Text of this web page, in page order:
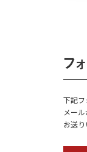
フ
下記
メー
お送り